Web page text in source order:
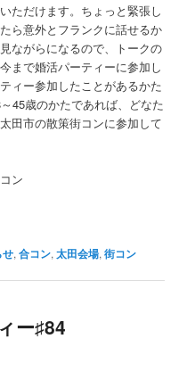
ただけます。ちょっと緊張し
ら意外とフランクに話せるか
ながらになるので、トークの
まで婚活パーティーに参加し
ィー参加したことがあるかた
45歳のかたであれば、どなた
田市の散策街コンに参加して
ン
せ,合コン,太田会場,街コン
ー♯84